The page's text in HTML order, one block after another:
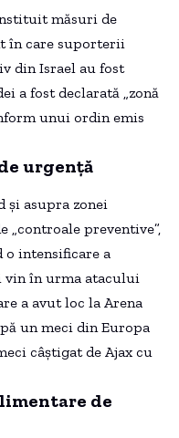
măsuri de
în care suporterii
din Israel au fost
a fost declarată „zonă
unui ordin emis
urgență
și asupra zonei
„controale preventive”,
intensificare a
vin în urma atacului
a avut loc la Arena
un meci din Europa
câștigat de Ajax cu
de